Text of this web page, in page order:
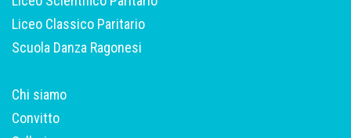
Liceo Classico Paritario
Scuola Danza Ragonesi
Chi siamo
Convitto